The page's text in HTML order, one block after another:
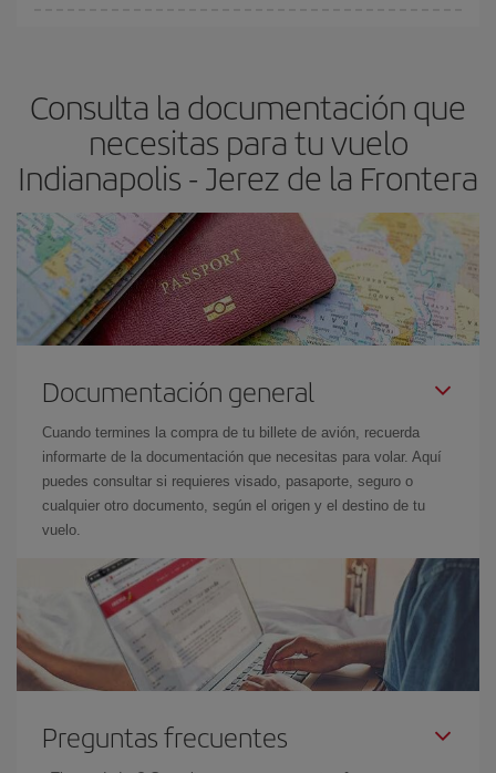
avión más baratos te saldrán. Además, si buscas los vuelos con
las fechas y los horarios del viaje un poco abiertos, podráselegir
el precio más barato.
Consulta la documentación que
necesitas para tu vuelo
Indianapolis - Jerez de la Frontera
Documentación general
Cuando termines la compra de tu billete de avión, recuerda
informarte de la documentación que necesitas para volar. Aquí
puedes consultar si requieres visado, pasaporte, seguro o
cualquier otro documento, según el origen y el destino de tu
vuelo.
Preguntas frecuentes